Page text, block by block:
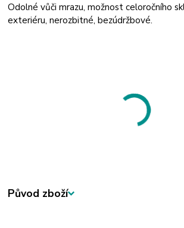
Odolné vůči mrazu, možnost celoročního
exteriéru, nerozbitné, bezúdržbové.
Původ zboží